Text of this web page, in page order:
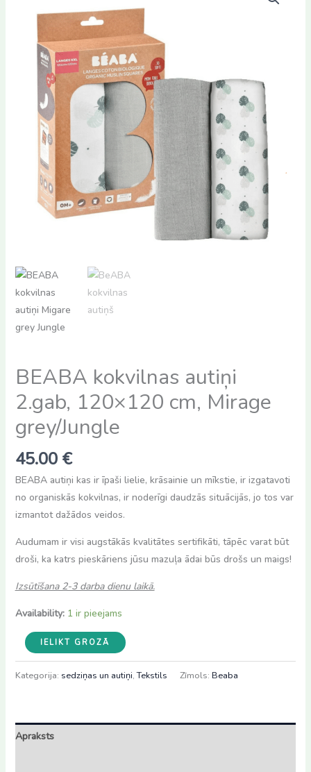
BEABA kokvilnas autiņi
2.gab, 120×120 cm, Mirage
grey/Jungle
45.00 €
BEABA autiņi kas ir īpaši lielie, krāsainie un mīkstie, ir izgatavoti
no organiskās kokvilnas, ir noderīgi daudzās situācijās, jo tos var
izmantot dažādos veidos.
Audumam ir visi augstākās kvalitātes sertifikāti, tāpēc varat būt
droši, ka katrs pieskāriens jūsu mazuļa ādai būs drošs un maigs!
Izsūtīšana 2-3 darba dienu laikā.
Availability: 1 ir pieejams
BEABA
kokvilnas
autiņi
cm,
Mirage
IELIKT GROZĀ
Kategorija: sedziņas un autiņi,Tekstils Zīmols: Beaba
Apraksts